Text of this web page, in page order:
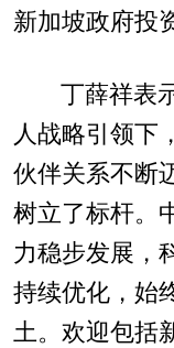
新加坡政府投
丁薛祥表
人战略引领下
伙伴关系不断
树立了标杆。
力稳步发展，
持续优化，始
土。欢迎包括